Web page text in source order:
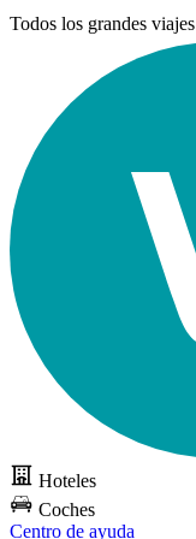
Todos los grandes viajes
Hoteles
Coches
Centro de ayuda